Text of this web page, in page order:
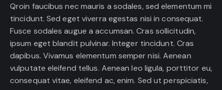
Qroin faucibus nec mauris a sodales, sed elementum mi
tincidunt. Sed eget viverra egestas nisi in consequat.
Fusce sodales augue a accumsan. Cras sollicitudin,
ipsum eget blandit pulvinar. Integer tincidunt. Cras
dapibus. Vivamus elementum semper nisi. Aenean
vulputate eleifend tellus. Aenean leo ligula, porttitor eu,
consequat vitae, eleifend ac, enim. Sed ut perspiciatis,